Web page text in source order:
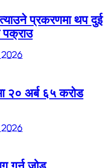
प्रकरणमा थप दुई
पक्राउ
२० अर्ब ६५ करोड